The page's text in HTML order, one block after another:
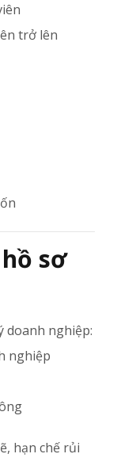
trở lên
sơ
doanh nghiệp:
nghiệp
hạn chế rủi